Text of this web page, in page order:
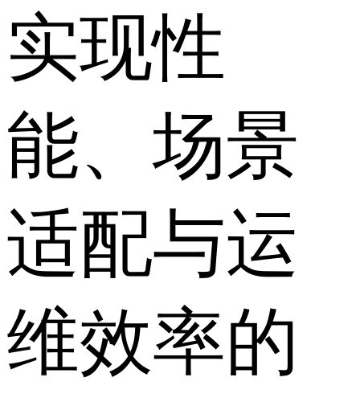
实现性
能、场景
适配与运
维效率的